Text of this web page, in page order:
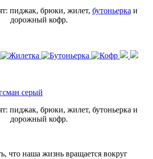
пиджак, брюки, жилет, бутоньерка и
дорожный кофр.
серый
пиджак, брюки, жилет, бутоньерка и
дорожный кофр.
что наша жизнь вращается вокруг